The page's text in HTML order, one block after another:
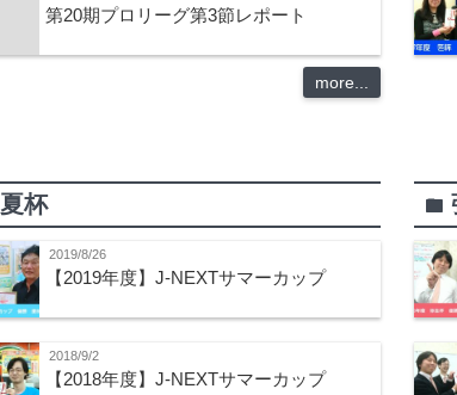
第20期プロリーグ第3節レポート
more...
夏杯
2019/8/26
【2019年度】J-NEXTサマーカップ
2018/9/2
【2018年度】J-NEXTサマーカップ
folder